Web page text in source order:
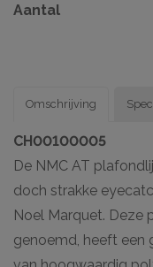
Aantal
Omschrijving
CH00100005
De NMC AT
doch strakke
Noel Marquet. Deze
genoemd, heeft een